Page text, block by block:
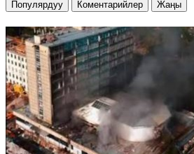
Популярдуу Коментарийлер Жаңы